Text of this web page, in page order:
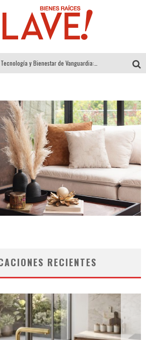
Alexandra Bedoya – La Constancia detrás de La Paletería
El Despertar de la Calidez: Acabados Dorados de FV para Elevar tu Espacio
RECIENTES